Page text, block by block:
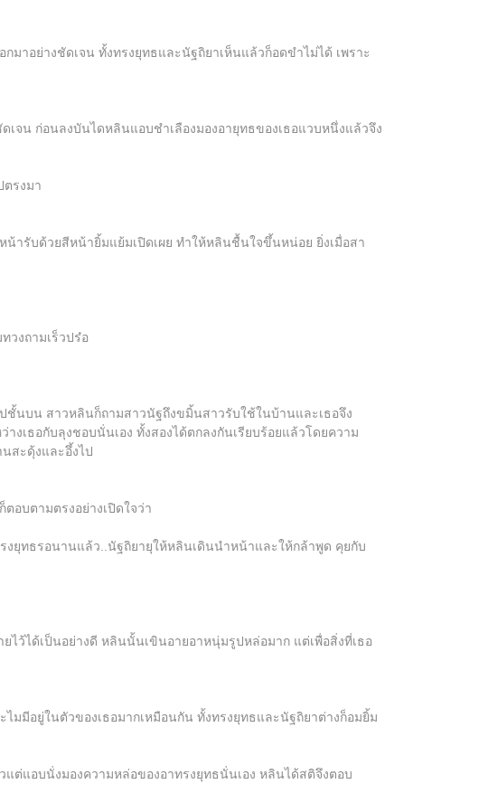
าอย่างชัดเจน ทั้งทรงยุทธและนัฐถิยาเห็นแล้วก็อดขำไม่ได้ เพราะ
เจน ก่อนลงบันไดหลินแอบชำเลืองมองอายุทธของเธอแวบหนึ่งแล้วจึง
รงมา
น้ารับด้วยสีหน้ายิ้มแย้มเปิดเผย ทำให้หลินชื้นใจขึ้นหน่อย ยิ่งเมื่อสา
วงถามเร็วปร๋อ
ชั้นบน สาวหลินก็ถามสาวนัฐถึงขมิ้นสาวรับใช้ในบ้านและเธอจึง
เธอกับลุงชอบนั่นเอง ทั้งสองได้ตกลงกันเรียบร้อยแล้วโดยความ
สะดุ้งและอึ้งไป
อบตามตรงอย่างเปิดใจว่า
งยุทธรอนานแล้ว..นัฐถิยายุให้หลินเดินนำหน้าและให้กล้าพูด คุยกับ
ไว้ได้เป็นอย่างดี หลินนั้นเขินอายอาหนุ่มรูปหล่อมาก แต่เพื่อสิ่งที่เธอ
มีอยู่ในตัวของเธอมากเหมือนกัน ทั้งทรงยุทธและนัฐถิยาต่างก็อมยิ้ม
ต่แอบนั่งมองความหล่อของอาทรงยุทธนั่นเอง หลินได้สติจึงตอบ